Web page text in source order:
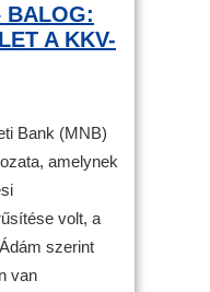
BALOG:
A KKV-
Bank (MNB)
amelynek
volt, a
szerint
van